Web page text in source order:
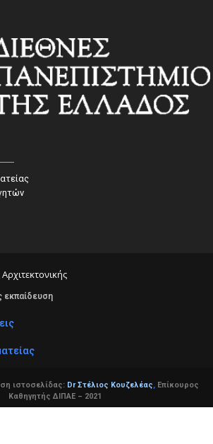
ιστοσελίδας: Dr Στέλιος Κουζελέας,Επίκουρος
Καθηγητής ΔΙΠΑΕ – 2021